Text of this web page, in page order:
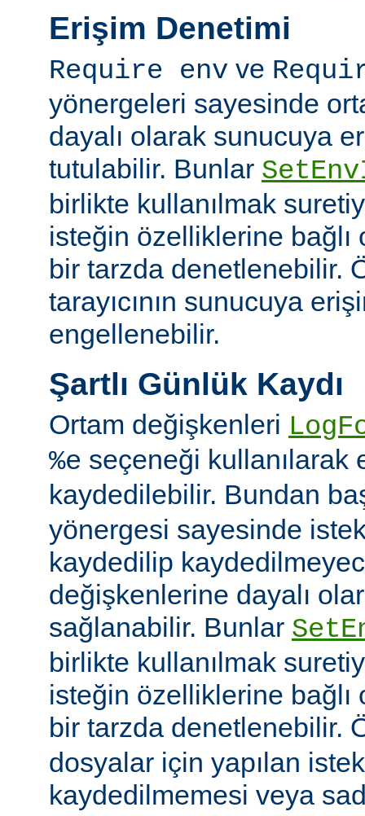
Erişim Denetimi
Require env ve
yönergeleri sayesinde
dayalı olarak sunucuya
tutulabilir. Bunlar
birlikte kullanılmak
isteğin özelliklerine
bir tarzda denetlenebilir.
tarayıcının sunucuya
engellenebilir.
Şartlı Günlük Kaydı
Ortam değişkenleri
%e seçeneği kullanılarak
kaydedilebilir. Bundan
yönergesi sayesinde
kaydedilip
değişkenlerine dayalı
sağlanabilir. Bunlar
birlikte kullanılmak
isteğin özelliklerine
bir tarzda denetlenebilir.
dosyalar için yapılan
kaydedilmemesi veya